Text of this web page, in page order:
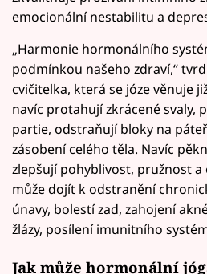
emocionální nestabilitu a
„Harmonie hormonálního
podmínkou našeho zdraví,“
cvičitelka, která se józe věnuje
navíc protahují zkrácené svaly,
partie, odstraňují bloky na
zásobení celého těla. Navíc
zlepšují pohyblivost, pružnost
může dojít k odstranění
únavy, bolestí zad, zahojení
žlázy, posílení imunitního
Jak může hormonální